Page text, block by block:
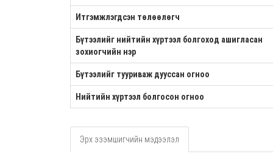
Итгэмжлэгдсэн төлөөлөгч
Бүтээлийг нийтийн хүртээл болгоход ашигласан
зохиогчийн нэр
Бүтээлийг тууриваж дууссан огноо
Нийтийн хүртээл болгосон огноо
Эрх эзэмшигчийн мэдээлэл